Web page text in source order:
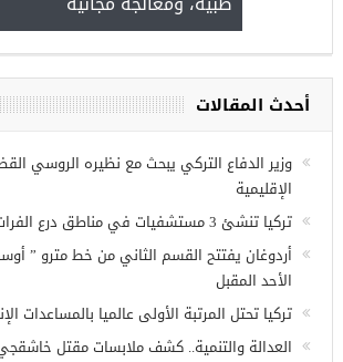
في
أحدث المقالات
وزير الدفاع التركي يبحث مع نظيره الروسي
الإقليمية
تركيا تنشئ 3 مستشفيات في مناطق درع الفرات بسوريا
أردوغان يفتتح القسم الثاني من خط مترو ”
الأحد المقبل
تركيا تحتل المرتبة الأولى عالميا بالمساعدات
العدالة والتنمية.. كشف ملابسات مقتل